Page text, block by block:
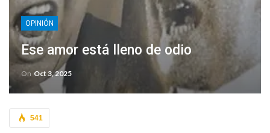
OPINIÓN
Ese amor está lleno de odio
On Oct 3, 2025
541